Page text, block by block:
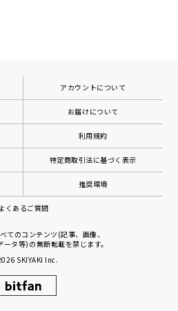
アカウントについて
お届けについて
利用規約
特定商取引法に基づく表示
推奨環境
くあるご質問
てのコンテンツ(記事、画像、
タ等)の無断転載を禁じます。
SKIYAKI Inc.